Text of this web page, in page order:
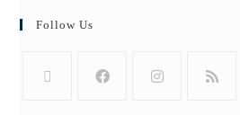
Follow Us